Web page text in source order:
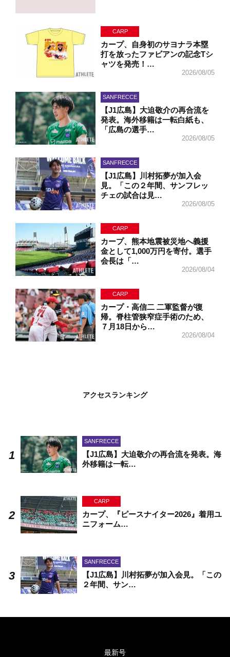
CARP
カープ、自身初のサヨナラ本塁
打を放ったファビアンの記念Tシ
ャツを発売！…
2026/08/05
SANFRECCE
【J1広島】大迫敬介の再合流を
発表。海外移籍は一転白紙も、
「広島の選手…
2026/08/05
SANFRECCE
【J1広島】川村拓夢が加入会
見。「この２年間、サンフレッ
チェの試合は見…
2026/08/05
CARP
カープ、熊本地震被災地へ義援
金として1,000万円を寄付。選手
会長は「…
2026/08/04
CARP
カープ・高信二 二軍監督が復
帰。脊柱管狭窄症手術のため、
７月18日から…
2026/08/04
アクセスランキング
SANFRECCE
【J1広島】大迫敬介の再合流を発表。海
外移籍は一転…
CARP
カープ、『ピースナイター2026』着用ユ
ニフォーム…
SANFRECCE
【J1広島】川村拓夢が加入会見。「この
２年間、サン…
最新号